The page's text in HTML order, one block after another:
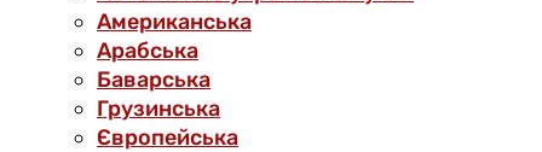
Американська
Арабська
Баварська
Грузинська
Європейська